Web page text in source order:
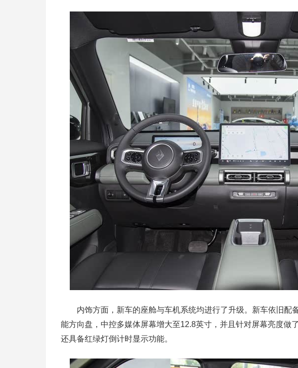
内饰方面，新车的座舱与车机系统均进行了升级。新车依旧配
能方向盘，中控多媒体屏幕增大至12.8英寸，并且针对屏幕亮度做
还具备红绿灯倒计时显示功能。